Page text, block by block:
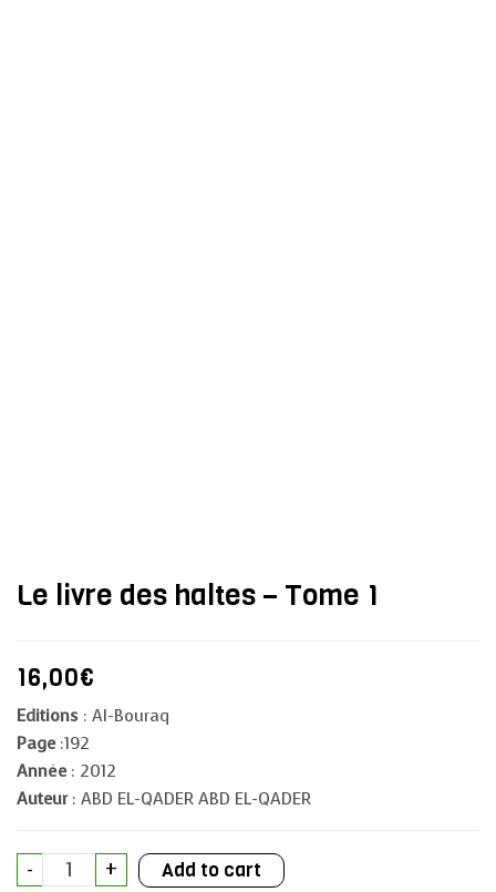
Le livre des haltes – Tome 1
16,00€
Editions : Al-Bouraq
Page:192
Année : 2012
Auteur : ABD EL-QADER ABD EL-QADER
- Le
livre + Add to cart